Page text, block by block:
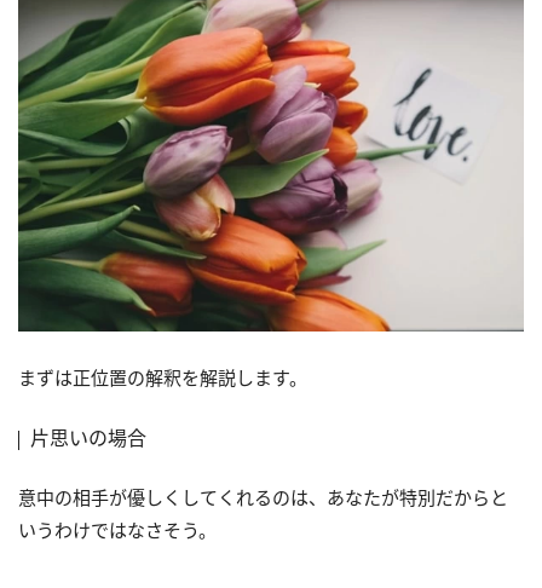
まずは正位置の解釈を解説します。
片思いの場合
意中の相手が優しくしてくれるのは、あなたが特別だからと
いうわけではなさそう。